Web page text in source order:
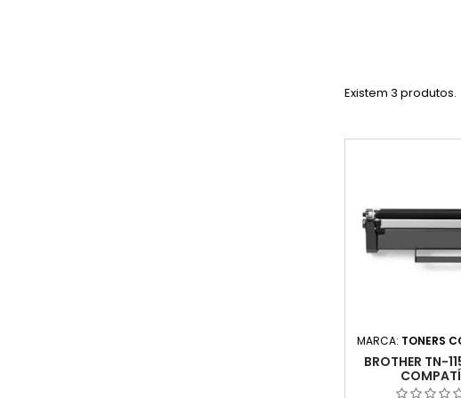
Existem 3 produtos.
MARCA: TONERS
BROTHER TN-